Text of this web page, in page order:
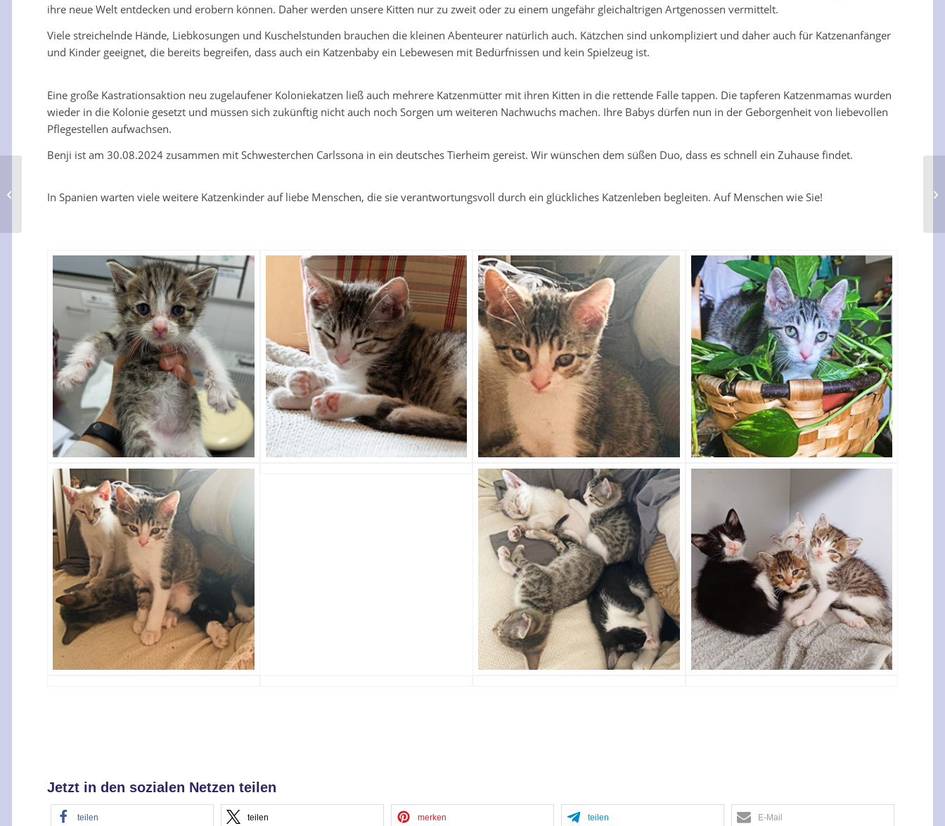
ihre neue Welt entdecken und erobern können. Daher werden unsere Kitten nur zu zweit oder zu einem ungefähr gleichaltrigen Artgenossen vermittelt.
Viele streichelnde Hände, Liebkosungen und Kuschelstunden brauchen die kleinen Abenteurer natürlich auch. Kätzchen sind unkompliziert und daher auch für Katzenanfänger
und Kinder geeignet, die bereits begreifen, dass auch ein Katzenbaby ein Lebewesen mit Bedürfnissen und kein Spielzeug ist.
Eine große Kastrationsaktion neu zugelaufener Koloniekatzen ließ auch mehrere Katzenmütter mit ihren Kitten in die rettende Falle tappen. Die tapferen Katzenmamas wurden
wieder in die Kolonie gesetzt und müssen sich zukünftig nicht auch noch Sorgen um weiteren Nachwuchs machen. Ihre Babys dürfen nun in der Geborgenheit von liebevollen
Pflegestellen aufwachsen.
Benji ist am 30.08.2024 zusammen mit Schwesterchen Carlssona in ein deutsches Tierheim gereist. Wir wünschen dem süßen Duo, dass es schnell ein Zuhause findet.
In Spanien warten viele weitere Katzenkinder auf liebe Menschen, die sie verantwortungsvoll durch ein glückliches Katzenleben begleiten. Auf Menschen wie Sie!
Jetzt in den sozialen Netzen teilen
teilen teilen merken teilen E-Mail
Carlssona